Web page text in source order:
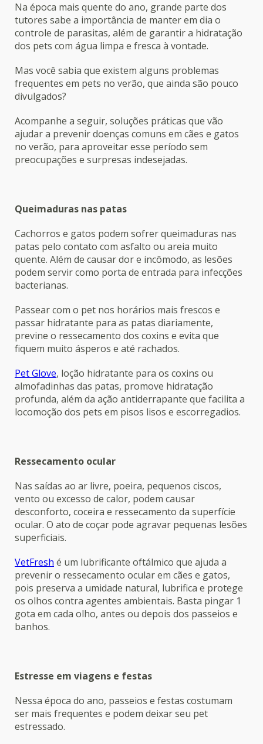
Na época mais quente do ano, grande parte dos
tutores sabe a importância de manter em dia o
controle de parasitas, além de garantir a hidratação
dos pets com água limpa e fresca à vontade.
Mas você sabia que existem alguns problemas
frequentes em pets no verão, que ainda são pouco
divulgados?
Acompanhe a seguir, soluções práticas que vão
ajudar a prevenir doenças comuns em cães e gatos
no verão, para aproveitar esse período sem
preocupações e surpresas indesejadas.
Queimaduras nas patas
Cachorros e gatos podem sofrer queimaduras nas
patas pelo contato com asfalto ou areia muito
quente. Além de causar dor e incômodo, as lesões
podem servir como porta de entrada para infecções
bacterianas.
Passear com o pet nos horários mais frescos e
passar hidratante para as patas diariamente,
previne o ressecamento dos coxins e evita que
fiquem muito ásperos e até rachados.
Pet Glove, loção hidratante para os coxins ou
almofadinhas das patas, promove hidratação
profunda, além da ação antiderrapante que facilita a
locomoção dos pets em pisos lisos e escorregadios.
Ressecamento ocular
Nas saídas ao ar livre, poeira, pequenos ciscos,
vento ou excesso de calor, podem causar
desconforto, coceira e ressecamento da superfície
ocular. O ato de coçar pode agravar pequenas lesões
superficiais.
VetFresh é um lubrificante oftálmico que ajuda a
prevenir o ressecamento ocular em cães e gatos,
pois preserva a umidade natural, lubrifica e protege
os olhos contra agentes ambientais. Basta pingar 1
gota em cada olho, antes ou depois dos passeios e
banhos.
Estresse em viagens e festas
Nessa época do ano, passeios e festas costumam
ser mais frequentes e podem deixar seu pet
estressado.